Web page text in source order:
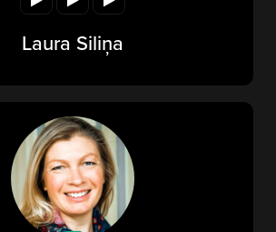
Laura Siliņa